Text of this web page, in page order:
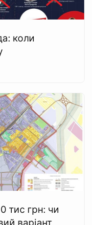
коли
тис грн: чи
варіант